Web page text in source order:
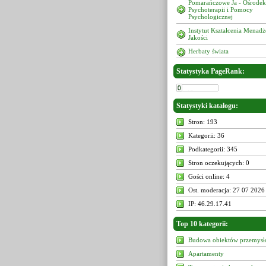
Pomarańczowe Ja - Ośrodek
Psychoterapii i Pomocy
Psychologicznej
Instytut Kształcenia
Jakości
Herbaty świata
Statystyka PageRank:
Statystyki katalogu:
Stron: 193
Kategorii: 36
Podkategorii: 345
Stron oczekujących: 0
Gości online: 4
Ost. moderacja: 27 07 2026
IP: 46.29.17.41
Top 10 kategorii:
Budowa obiektów
Apartamenty